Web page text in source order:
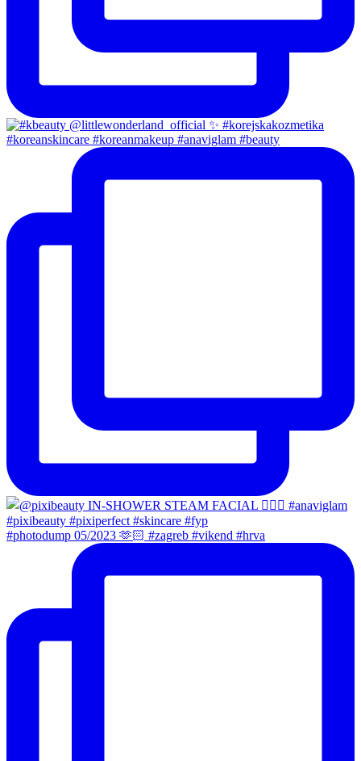
#photodump 05/2023 🫶🏻 #zagreb #vikend #hrva